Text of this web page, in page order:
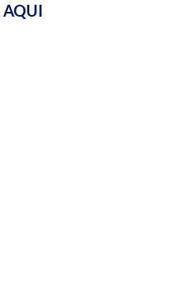
AQUI